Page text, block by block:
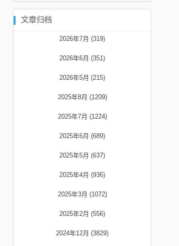
文章归档
2026年7月 (319)
2026年6月 (351)
2026年5月 (215)
2025年8月 (1209)
2025年7月 (1224)
2025年6月 (689)
2025年5月 (637)
2025年4月 (936)
2025年3月 (1072)
2025年2月 (556)
2024年12月 (3829)